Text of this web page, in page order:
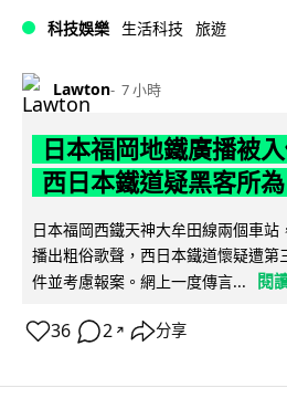
科技娛樂 生活科技 旅遊
Lawton 7 小時
日本福岡地鐵廣播被
西日本鐵道疑黑客所為
日本福岡西鐵天神大牟田線兩個車
播出粗俗歌聲，西日本鐵道懷疑遭第
件並考慮報案。網上一度傳言...
閱
36 2 ↗ 分享